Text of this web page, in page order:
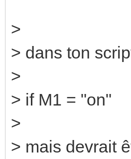
>
> dans ton
>
> if M1 = "on"
>
> mais devrait